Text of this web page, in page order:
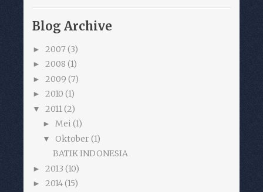
Blog Archive
► 2007 (3)
► 2008 (1)
► 2009 (7)
► 2010 (1)
▼ 2011 (2)
► Mei (1)
▼ Oktober (1)
BATIK INDONESIA
► 2013 (10)
► 2014(15)